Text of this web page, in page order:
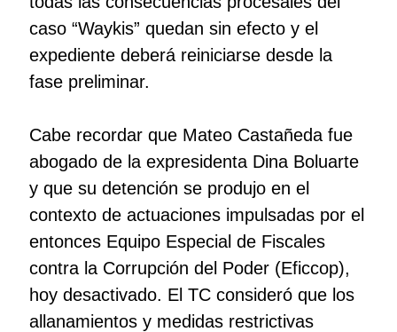
caso “Waykis” quedan sin efecto y el
expediente deberá reiniciarse desde la
fase preliminar.
Cabe recordar que Mateo Castañeda fue
abogado de la expresidenta Dina Boluarte
y que su detención se produjo en el
contexto de actuaciones impulsadas por el
entonces Equipo Especial de Fiscales
contra la Corrupción del Poder (Eficcop),
hoy desactivado. El TC consideró que los
allanamientos y medidas restrictivas